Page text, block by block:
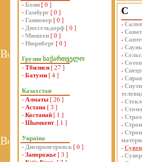
- Бонн [ 0 ]
- Гамбург [ 0 ]
- Ганновер [ 0 ]
- Дюссельдорф [ 0 ]
- Мюнхен [ 0 ]
- Нюрнберг [ 0 ]
Грузия საქართველო
- Тбилиси [ 27 ]
- Батуми [ 4 ]
Казахстан
- Алматы [ 26 ]
- Астана [ 3 ]
- Костанай [ 1 ]
- Шымкент [ 1 ]
Україна
- Днепропетровск [ 0 ]
- Запорожье [ 3 ]
С
-
-
-
-
-
-
-
-
-
-
-
-
-
-
-
-